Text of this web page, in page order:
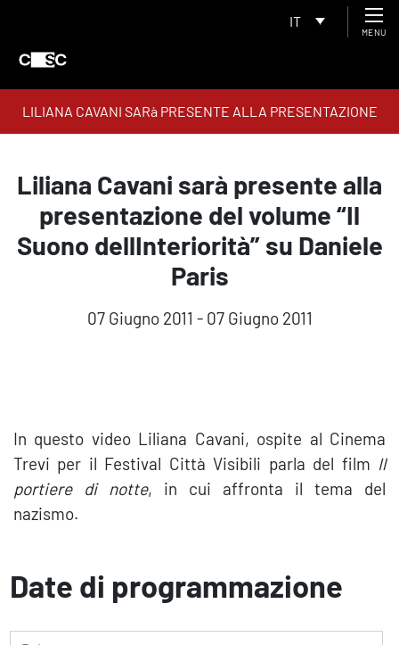
IT
MENU
LILIANA CAVANI SARà PRESENTE ALLA PRESENTAZIONE
DEL VOLUME “IL SUONO DELLINTERIORITà” SU DANIELE
Liliana Cavani sarà presente alla
presentazione del volume “Il
Suono dellInteriorità” su Daniele
Paris
07 Giugno 2011 - 07 Giugno 2011
In questo video Liliana Cavani, ospite al Cinema
Trevi per il Festival Città Visibili parla del film Il
portiere di notte, in cui affronta il tema del
nazismo.
Date di programmazione